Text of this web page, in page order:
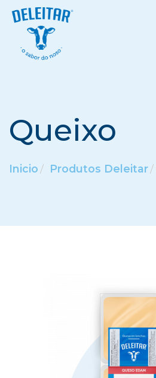
PRODUTOS
CONTACTO
Queixo
Inicio Produtos Deleitar